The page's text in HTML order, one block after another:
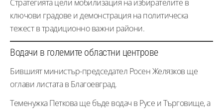
Стратегията цели мобилизация на избирателите в
ключови градове и демонстрация на политическа
тежест в традиционно важни райони.
Водачи в големите областни центрове
Бившият министър-председател Росен Желязков ще
оглави листата в Благоевград.
Теменужка Петкова ще бъде водач в Русе и Търговище, а